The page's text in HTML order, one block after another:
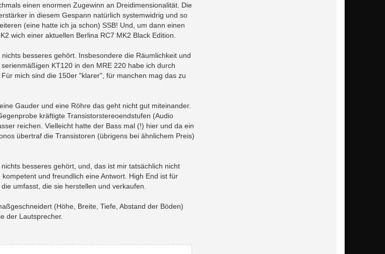
einen enormen Zugewinn an Dreidimensionalität. Die
in diesem Gespann natürlich systemwidrig und so
(eine hatte ich ja schon) SSB! Und, um dann einen
wich einer aktuellen Berlina RC7 MK2 Black Edition.
besseres gehört. Insbesondere die Räumlichkeit und
KT120 in den MRE 220 habe ich durch
mich sind die 150er "klarer", für manchen mag das zu
Gauder und eine Röhre das geht nicht gut miteinander.
kräftigte Transistorstereoendstufen (Audio
reichen. Vielleicht hatte der Bass mal (!) hier und da ein
übertraf die Transistoren (übrigens bei ähnlichem Preis)
besseres gehört, und, das ist mir tatsächlich nicht
und freundlich eine Antwort. High End ist für
umfasst, die sie herstellen und verkaufen.
(Höhe, Breite, Tiefe, Abstand der Böden)
der Lautsprecher.